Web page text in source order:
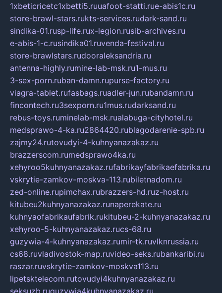
1xbeticricetc1xbetti5.ruuafoot-statti.rue-abis1c.ru
store-brawl-stars.rukts-services.rudark-sand.ru
sindika-01.rusp-life.rux-legion.rusib-archives.ru
e-abis-1-c.rusindika01.ruvenda-festival.ru
store-brawlstars.rudooraleksandria.ru
antenna-highly.rumine-lab-msk.ru1-mus.ru
3-sex-porn.ruban-damn.rupurse-factory.ru
viagra-tablet.rufasbags.ruadler-jun.rubandamn.ru
fincontech.ru3sexporn.ru1mus.rudarksand.ru
rebus-toys.ruminelab-msk.rualabuga-cityhotel.ru
medsprawo-4-ka.ru2864420.rublagodarenie-spb.ru
zajmy24.rutovudyi-4-kuhnyanazakaz.ru
brazzerscom.rumedsprawo4ka.ru
xehyroo5kuhnyanazakaz.rufabrikayfabrikaefabrika.ru
vskrytie-zamkov-moskva-113.rubiletnadom.ru
zed-online.rupimchax.rubrazzers-hd.ruz-host.ru
kitubeu2kuhnyanazakaz.runaperekate.ru
kuhnyaofabrikaufabrik.rukitubeu-2-kuhnyanazakaz.ru
xehyroo-5-kuhnyanazakaz.rucs-68.ru
guzywia-4-kuhnyanazakaz.rumir-tk.ruvlknrussia.ru
cs68.ruvladivostok-map.ruvideo-seks.rubankaribi.ru
raszar.ruvskrytie-zamkov-moskva113.ru
lipetsktelecom.rutovudyi4kuhnyanazakaz.ru
seksuzb.ruguzywia4kuhnyanazakaz.ru